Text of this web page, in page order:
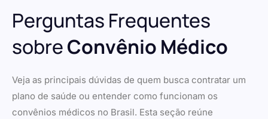
Perguntas Frequentes
sobreConvênio Médico
Veja as principais dúvidas de quem busca contratar um
plano de saúde ou entender como funcionam os
convênios médicos no Brasil. Esta seção reúne